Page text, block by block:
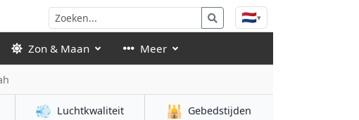
🇳🇱▾
Zon & Maan Meer
💨 Luchtkwaliteit 🕌 Gebedstijden